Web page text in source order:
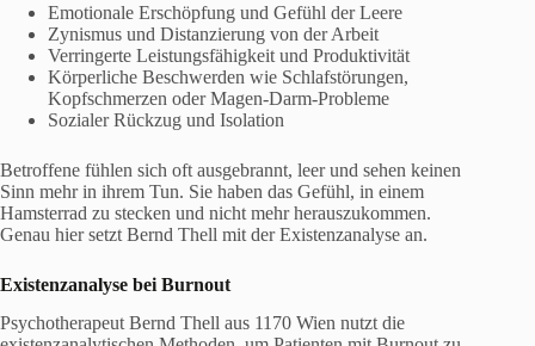
Emotionale Erschöpfung und Gefühl der Leere
Zynismus und Distanzierung von der Arbeit
Verringerte Leistungsfähigkeit und Produktivität
Körperliche Beschwerden wie Schlafstörungen,
Kopfschmerzen oder Magen-Darm-Probleme
Sozialer Rückzug und Isolation
Betroffene fühlen sich oft ausgebrannt, leer und sehen keinen
Sinn mehr in ihrem Tun. Sie haben das Gefühl, in einem
Hamsterrad zu stecken und nicht mehr herauszukommen.
Genau hier setzt Bernd Thell mit der Existenzanalyse an.
Existenzanalyse bei Burnout
Psychotherapeut Bernd Thell aus 1170 Wien nutzt die